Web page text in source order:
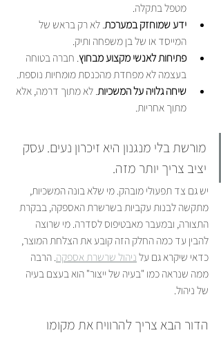
מטפל בתקלה.
ידע שמוחזק במערכת. לא רק בראש של
המייסד או של בן משפחה ותיק.
פתיחות לאנשי מקצוע מבחוץ. חברה בטוחה
בעצמה לא מפחדת מהכנסת מומחיות נוספת.
שיחה גלויה על המשכיות. לא מתוך דרמה, אלא
מתוך אחריות.
מורשת בלי מנגנון היא זיכרון נעים. עסק
יציב צריך יותר מזה.
יש גם צד תפעולי מובהק. מי שלא בונה המשכיות,
מתקשה לבנות עקביות בשרשרת האספקה, בבקרת
התצורה, ובמעבר מאבטיפוס לסדרה. מי שרוצה
להבין עד כמה החלק הזה קובע את הצלחת המוצר,
כדאי שיקרא גם על ניהול שרשרת אספקה. הרבה
ממה שנראה כמו "בעיה של ייצור" הוא בעצם בעיה
של ניהול.
הדור הבא צריך להרוויח את מקומו